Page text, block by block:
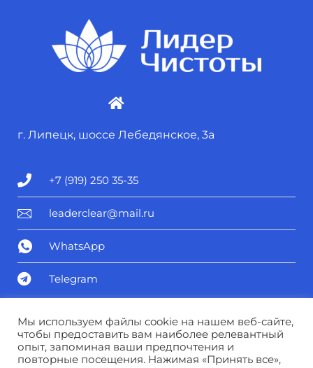
г. Липецк, шоссе Лебедянское, 3а
+7 (919) 250 35-35
leaderclear@mail.ru
WhatsApp
Telegram
Политика конфиденциальности
Соглашение о персональных данных
Мы используем файлы cookie на нашем веб-сайте,
чтобы предоставить вам наиболее релевантный
опыт, запоминая ваши предпочтения и
повторные посещения. Нажимая «Принять все»,